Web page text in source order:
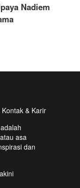
Nadiem
Kontak & Karir
asa
dan